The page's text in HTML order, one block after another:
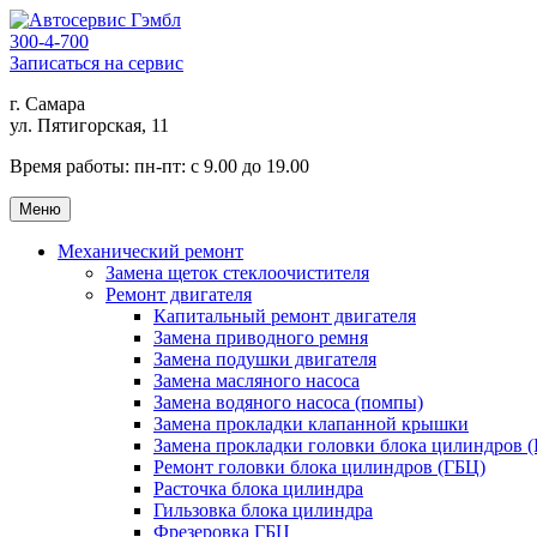
300-4-700
Записаться на сервис
г. Самара
ул. Пятигорская, 11
Время работы: пн-пт: с 9.00 до 19.00
Меню
Механический ремонт
Замена щеток стеклоочистителя
Ремонт двигателя
Капитальный ремонт двигателя
Замена приводного ремня
Замена подушки двигателя
Замена масляного насоса
Замена водяного насоса (помпы)
Замена прокладки клапанной крышки
Замена прокладки головки блока цилиндров
Ремонт головки блока цилиндров (ГБЦ)
Расточка блока цилиндра
Гильзовка блока цилиндра
Фрезеровка ГБЦ